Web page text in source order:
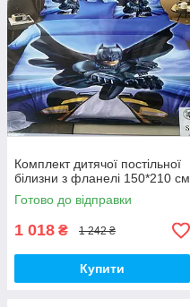
Комплект дитячої постільної
білизни з фланелі 150*210 см
Готово до відправки
1 018 ₴ 1 242 ₴
Купити